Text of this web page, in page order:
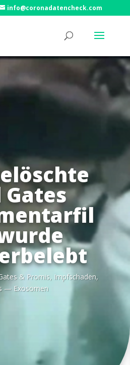
info@coronadatencheck.com
Gates
& Pro­mis, Impf­scha­den,
— Exosomen